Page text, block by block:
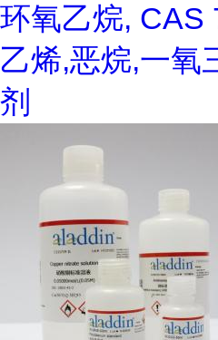
环氧乙烷, CAS
乙烯,恶烷,一氧
剂